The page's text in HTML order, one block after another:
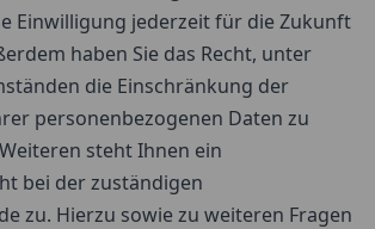
Einwilligung jederzeit für die Zukunft
haben Sie das Recht, unter
die Einschränkung der
personenbezogenen Daten zu
steht Ihnen ein
bei der zuständigen
zu. Hierzu sowie zu weiteren Fragen